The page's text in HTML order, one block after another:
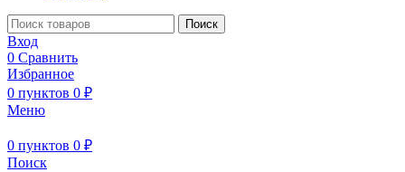
Поиск
Вход
0 Сравнить
Избранное
0 пунктов 0 ₽
Меню
0 пунктов 0 ₽
Поиск